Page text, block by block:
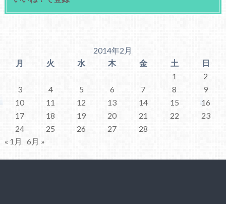
2014年2月
月
火 水 木 金 土
日
1
2
3
4 5 6 7 8
9
10
11 12 13 14 15
16
17
18 19 20 21 22
23
24
25 26 27
28
« 1月
6月 »